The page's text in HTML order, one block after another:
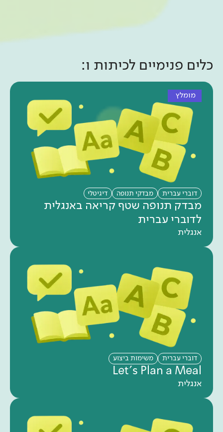
כלים פנימיים לכיתות ו:
דוברי עברית מבדקי תנופה דיגיטלי
מבדק תנופה שטף קריאה באנגלית
לדוברי עברית
אנגלית
מומלץ
דוברי עברית משימות ביצוע
Let's Plan a Meal
אנגלית